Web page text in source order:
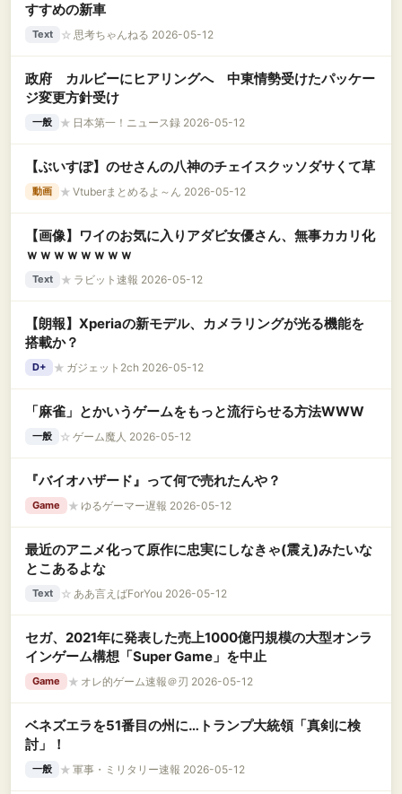
すすめの新車
Text ☆ 思考ちゃんねる 2026-05-12
政府 カルビーにヒアリングへ 中東情勢受けたパッケー
ジ変更方針受け
一般 ★ 日本第一！ニュース録 2026-05-12
【ぶいすぽ】のせさんの八神のチェイスクッソダサくて草
動画 ★ Vtuberまとめるよ～ん 2026-05-12
【画像】ワイのお気に入りアダビ女優さん、無事カカリ化
ｗｗｗｗｗｗｗｗ
Text ★ ラビット速報 2026-05-12
【朗報】Xperiaの新モデル、カメラリングが光る機能を
搭載か？
D+ ★ ガジェット2ch 2026-05-12
「麻雀」とかいうゲームをもっと流行らせる方法WWW
一般 ☆ ゲーム魔人 2026-05-12
『バイオハザード』って何で売れたんや？
Game ★ ゆるゲーマー遅報 2026-05-12
最近のアニメ化って原作に忠実にしなきゃ(震え)みたいな
とこあるよな
Text ☆ ああ言えばForYou 2026-05-12
セガ、2021年に発表した売上1000億円規模の大型オンラ
インゲーム構想「Super Game」を中止
Game ★ オレ的ゲーム速報＠刃 2026-05-12
ベネズエラを51番目の州に…トランプ大統領「真剣に検
討」！
一般 ★ 軍事・ミリタリー速報 2026-05-12